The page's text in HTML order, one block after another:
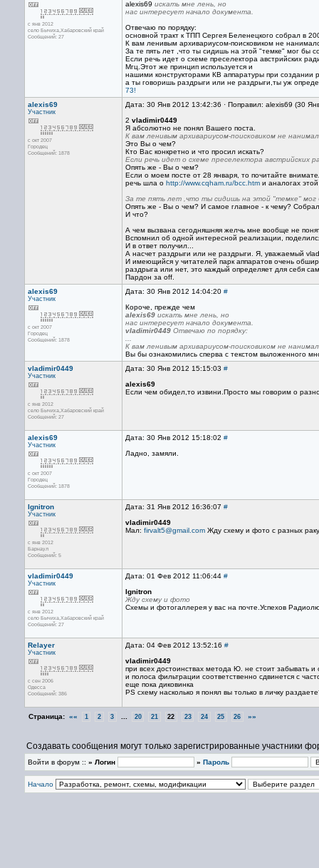
с янв 2012
село Бычиха,Хабаровский край
Сообщений: 27
alexis69 искать мне лень, но
нас интересует начало документа.
Отвечаю по порядку:
основной тракт к ТПП Сергея Беленецкого собрал в
К вам ленивым архивариусом-поисковиком не
За те пять лет ,что ты сидишь на этой "темке" мог бы
Если речь идет о схеме преселектора австрийских
Мгц.Этот же принцип используется и
нашими конструкторами КВ аппаратуры при создании
а ты говоришь раздрыги или не раздрыги,ты уж
73!
alexis69
Участник
с окт 2007
Городец
Сообщений: 1878
Дата: 30 Янв 2012 13:42:36 · Поправил: alexis69 (30
2 vladimir0449
Я абсолютно не понял Вашего поста.
К вам ленивым архивариусом-поисковиком не
Это Вы о чем?
Кто Вас конкретно и что просил искать?
Если речь идет о схеме преселектора австрийских
Опять же - Вы о чем?
Если о моем посте от 28 января, то почитайте
речь шла о http://www.cqham.ru/bcc.htm и аналогах
За те пять лет ,что ты сидишь на этой "темке" мог
Опять же - Вы о чем? И самое главное - к чему?
И что?
А чем вызвана сегодняшняя желчь мне вообще не
Вспомнил об одной интересной реализации,
И в ответ получил...
А насчет раздрыги или не раздрыги. Я, уважаемый
И имеющийся у читателей парк аппаратов очень
раздрыга или нет, это каждый определяет для себя
Пардон за off.
alexis69
Участник
с окт 2007
Городец
Сообщений: 1878
Дата: 30 Янв 2012 14:04:20 #
Короче, прежде чем
alexis69 искать мне лень, но
нас интересует начало документа.
vladimir0449 Отвечаю по порядку:
К вам ленивым архивариусом-поисковиком не
Вы бы ознакомились сперва с текстом выложенного
vladimir0449
Участник
с янв 2012
село Бычиха,Хабаровский край
Сообщений: 27
Дата: 30 Янв 2012 15:15:03 #
alexis69
Если чем обидел,то извини.Просто мы говорим о
alexis69
Участник
с окт 2007
Городец
Сообщений: 1878
Дата: 30 Янв 2012 15:18:02 #
Ладно, замяли.
Ignitron
Участник
с янв 2012
Барнаул
Сообщений: 5
Дата: 31 Янв 2012 16:36:07 #
vladimir0449
Мал: firvalt5@gmail.com Жду схему и фото с разных
vladimir0449
Участник
с янв 2012
село Бычиха,Хабаровский край
Сообщений: 27
Дата: 01 Фев 2012 11:06:44 #
Ignitron
Жду схему и фото
Схемы и фотогаллерея у вас на почте.Успехов
Relayer
Участник
с сен 2006
Одесса
Сообщений: 386
Дата: 04 Фев 2012 13:52:16 #
vladimir0449
при всех достоинствах метода Ю. не стоит забывать
и полоса фильтрации соответственно сдвинется с
еще пока диковинка
PS cхему насколько я понял вы только в личку
Страница: «« 1 2 3 20 21 22 23 24 25 26 »»
Создавать сообщения могут только зарегистрированные участники
Войти в форум :: » Логин » Пароль
Начало